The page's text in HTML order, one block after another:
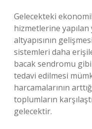
Gelecekteki
hizmetlerine yapılan
altyapısının
sistemleri daha
bacak sendromu gibi
tedavi edilmesi
harcamalarının
toplumların
gelecektir.